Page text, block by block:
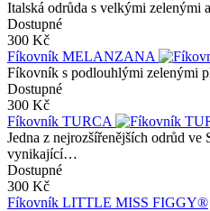
Italská odrůda s velkými zelenými
Dostupné
300 Kč
Fíkovník MELANZANA
Fíkovník s podlouhlými zelenými
Dostupné
300 Kč
Fíkovník TURCA
Jedna z nejrozšířenějších odrůd
vynikající…
Dostupné
300 Kč
Fíkovník LITTLE MISS FIGGY®